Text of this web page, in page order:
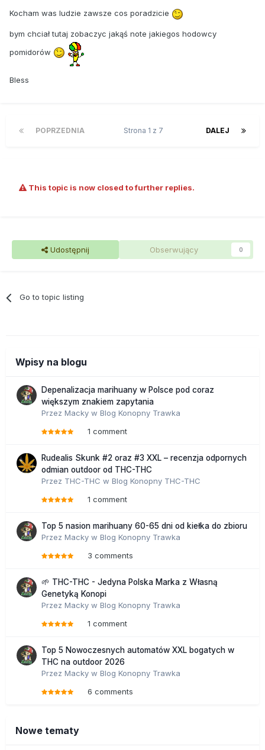
Kocham was ludzie zawsze cos poradzicie
bym chciał tutaj zobaczyc jakąś note jakiegos hodowcy
pomidorów
Bless
POPRZEDNIA DALEJ
Strona 1 z 7
This topic is now closed to further replies.
Udostępnij Obserwujący 0
Go to topic listing
Wpisy na blogu
Depenalizacja marihuany w Polsce pod coraz
większym znakiem zapytania
Przez Macky w Blog Konopny Trawka
1 comment
Rudealis Skunk #2 oraz #3 XXL – recenzja odpornych
odmian outdoor od THC-THC
Przez THC-THC w Blog Konopny THC-THC
1 comment
Top 5 nasion marihuany 60-65 dni od kiełka do zbioru
Przez Macky w Blog Konopny Trawka
3 comments
🌱 THC-THC - Jedyna Polska Marka z Własną
Genetyką Konopi
Przez Macky w Blog Konopny Trawka
1 comment
Top 5 Nowoczesnych automatów XXL bogatych w
THC na outdoor 2026
Przez Macky w Blog Konopny Trawka
6 comments
Nowe tematy